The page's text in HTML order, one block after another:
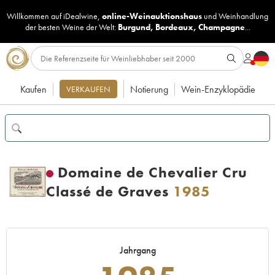
Willkommen auf iDealwine, online-Weinauktionshaus undWeinhandlung
der besten Weine der Welt: Burgund, Bordeaux, Champagne...
Kaufen VERKAUFEN Notierung Wein-Enzyklopädie
Domaine de Chevalier Cru
Classé de Graves 1985
Jahrgang